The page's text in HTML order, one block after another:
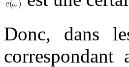
Donc, dans